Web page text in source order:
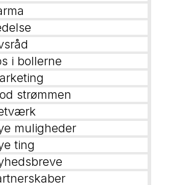
i bollerne
strømmen
muligheder
ting